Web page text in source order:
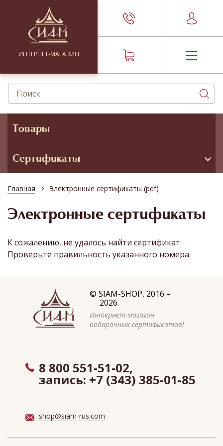
ИНТЕРНЕТ-МАГАЗИН
Товары
Сертификаты
Главная › Электронные сертификаты (pdf)
Электронные сертификаты
К сожалению, не удалось найти сертификат.
Проверьте правильность указанного номера.
© SIAM-SHOP, 2016 –
2026
Интернет-магазин
подарочных сертификатов!
8 800 551-51-02,
запись: +7 (343) 385-01-85
shop@siam-rus.com